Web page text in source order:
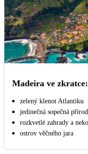
Madeira ve zkratce:
zelený klenot Atlantiku
jedinečná sopečná
rozkvetlé zahrady a
ostrov věčného jara